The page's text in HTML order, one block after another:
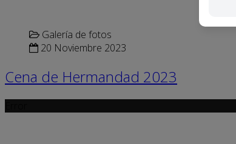
Galería de fotos
20 Noviembre 2023
Cena de Hermandad 2023